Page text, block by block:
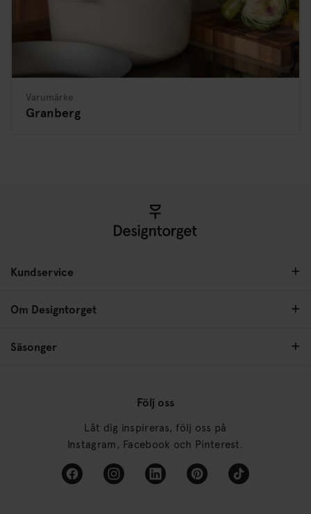
Varumärke
Granberg
Kundservice
Om Designtorget
Säsonger
Följ oss
Låt dig inspireras, följ oss på
Instagram, Facebook och Pinterest.